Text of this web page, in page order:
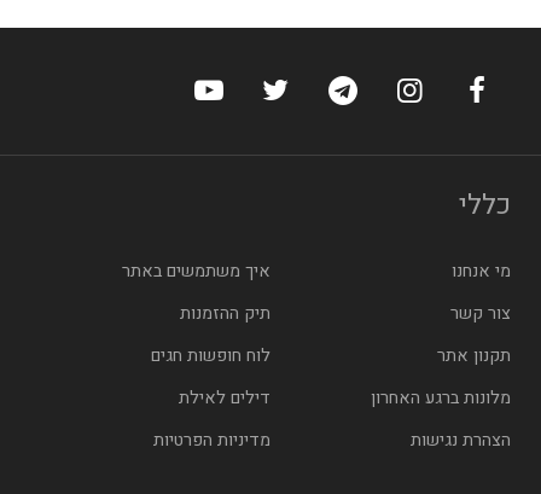
ערוץ הפייסבוק של הוטלס
ערוץ האינסטגרם של הוטלס
ערוץ הטלגרם של הוטלס
ערוץ טוויטר של הוטלס
ערוץ היוטיוב של
כללי
מי אנחנו
איך משתמשים באתר
צור קשר
תיק ההזמנות
תקנון אתר
לוח חופשות חגים
מלונות ברגע האחרון
דילים לאילת
הצהרת נגישות
מדיניות הפרטיות